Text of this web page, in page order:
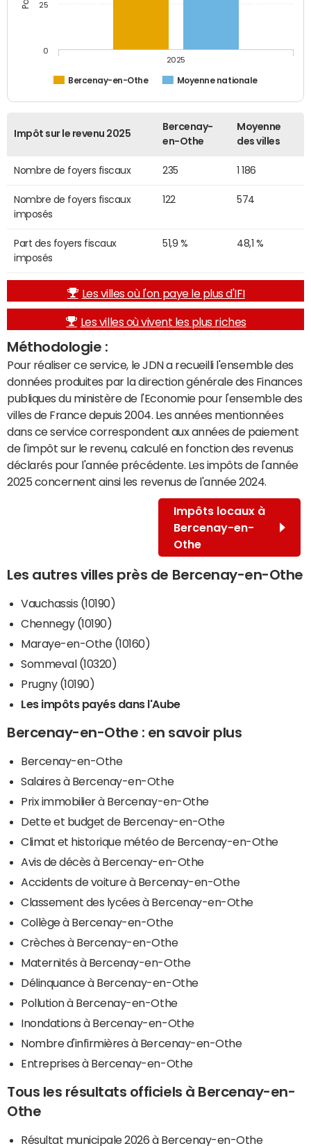
Bercenay-en-Othe Moyenne nationale
2025
0
25
Impôt sur le revenu 2025
Bercenay-
en-Othe
Moyenne
des villes
Nombre de foyers fiscaux 235 1 186
Nombre de foyers fiscaux
imposés
122 574
Part des foyers fiscaux
imposés
51,9 % 48,1 %
Les villes où l'on paye le plus d'IFI
Les villes où vivent les plus riches
Méthodologie :
Pour réaliser ce service, le JDN a recueilli l'ensemble des
données produites par la direction générale des Finances
publiques du ministère de l'Economie pour l'ensemble des
villes de France depuis 2004. Les années mentionnées
dans ce service correspondent aux années de paiement
de l'impôt sur le revenu, calculé en fonction des revenus
déclarés pour l'année précédente. Les impôts de l'année
2025 concernent ainsi les revenus de l'année 2024.
Impôts locaux à
Bercenay-en-
Othe
Les autres villes près de Bercenay-en-Othe
Vauchassis (10190)
Chennegy (10190)
Maraye-en-Othe (10160)
Sommeval (10320)
Prugny (10190)
Les impôts payés dans l'Aube
Bercenay-en-Othe : en savoir plus
Bercenay-en-Othe
Salaires à Bercenay-en-Othe
Prix immobilier à Bercenay-en-Othe
Dette et budget de Bercenay-en-Othe
Climat et historique météo de Bercenay-en-Othe
Avis de décès à Bercenay-en-Othe
Accidents de voiture à Bercenay-en-Othe
Classement des lycées à Bercenay-en-Othe
Collège à Bercenay-en-Othe
Crèches à Bercenay-en-Othe
Maternités à Bercenay-en-Othe
Délinquance à Bercenay-en-Othe
Pollution à Bercenay-en-Othe
Inondations à Bercenay-en-Othe
Nombre d'infirmières à Bercenay-en-Othe
Entreprises à Bercenay-en-Othe
Tous les résultats officiels à Bercenay-en-
Othe
Résultat municipale 2026 à Bercenay-en-Othe